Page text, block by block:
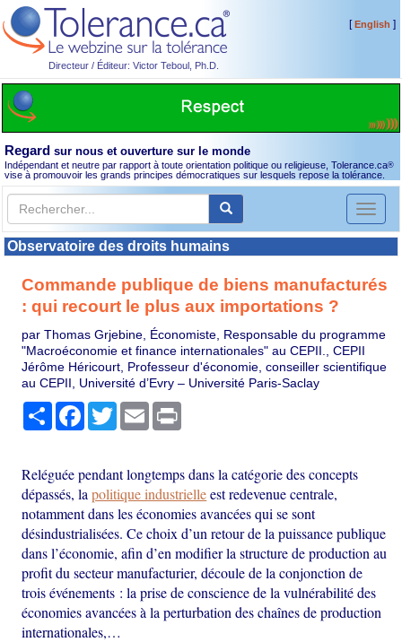
Directeur / Éditeur: Victor Teboul, Ph.D.
[English ]
Regard sur nous et ouverture sur le monde
Indépendant et neutre par rapport à toute orientation politique ou religieuse, Tolerance.ca®
vise à promouvoir les grands principes démocratiques sur lesquels repose la tolérance.
Toggle
Observatoire des droits humains
Commande publique de biens manufacturés
: qui recourt le plus aux importations ?
par Thomas Grjebine, Économiste, Responsable du programme
"Macroéconomie et finance internationales" au CEPII., CEPII
Jérôme Héricourt, Professeur d'économie, conseiller scientifique
au CEPII, Université d’Evry – Université Paris-Saclay
PartagerFacebook
TwitterEmail
Reléguée pendant longtemps dans la catégorie des concepts
dépassés, lapolitique industrielleest redevenue centrale,
notamment dans les économies avancées qui se sont
désindustrialisées. Ce choix d’un retour de la puissance publique
dans l’économie, afin d’en modifier la structure de production au
profit du secteur manufacturier, découle de la conjonction de
trois événements : la prise de conscience de la vulnérabilité des
économies avancées à la perturbation des chaînes de production
internationales,…